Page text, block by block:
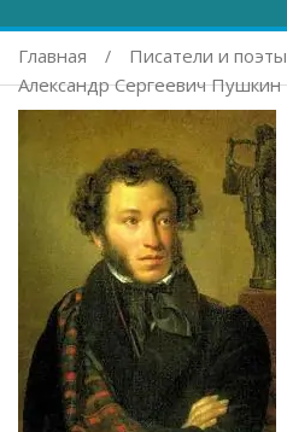
Главная
Писатели и поэты
Александр Сергеевич Пушкин